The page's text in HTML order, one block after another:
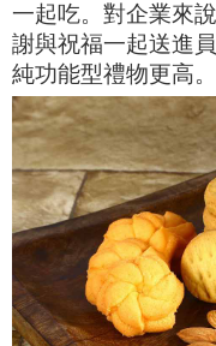
一起吃。對企業來
謝與祝福一起送進
純功能型禮物更高。